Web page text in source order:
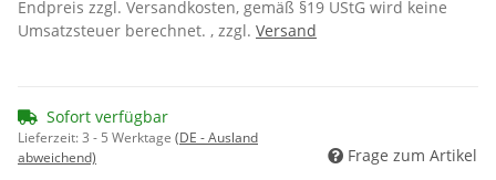
Endpreis zzgl. Versandkosten, gemäß §19 UStG wird keine
Umsatzsteuer berechnet. , zzgl. Versand
Sofort verfügbar
Lieferzeit:3 - 5 Werktage (DE - Ausland
abweichend)
Frage zum Artikel